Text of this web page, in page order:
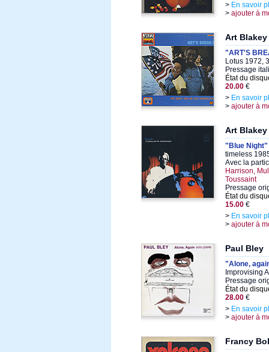
> En savoir
> ajouter à
Art Blakey
"ART'S
Lotus 1972,
Pressage
État du
20.00 €
> En savoir
> ajouter à
Art Blakey
"Blue Night"
timeless
Avec la
Harrison,
Toussaint
Pressage
État du
15.00 €
> En savoir
> ajouter à
Paul Bley
"Alone,
Improvising
Pressage
État du
28.00 €
> En savoir
> ajouter à
Francy